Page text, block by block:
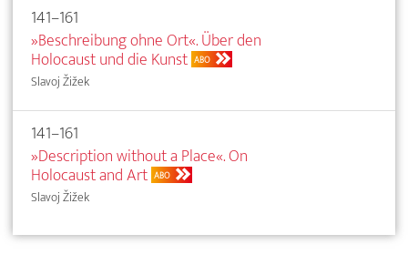
141–161
»Beschreibung ohne Ort«. Über den
Holocaust und die Kunst ABO
Slavoj Žižek
141–161
»Description without a Place«. On
Holocaust and Art ABO
Slavoj Žižek